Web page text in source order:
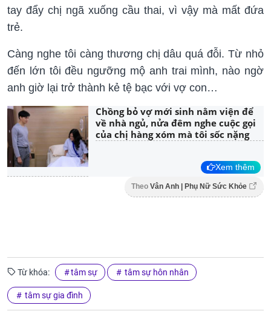
tay đẩy chị ngã xuống cầu thai, vì vậy mà mất đứa
trẻ.
Càng nghe tôi càng thương chị dâu quá đỗi. Từ nhỏ
đến lớn tôi đều ngưỡng mộ anh trai mình, nào ngờ
anh giờ lại trở thành kẻ tệ bạc với vợ con…
Chồng bỏ vợ mới sinh nằm viện để
về nhà ngủ, nửa đêm nghe cuộc gọi
của chị hàng xóm mà tôi sốc nặng
Xem thêm
Theo Vân Anh | Phụ Nữ Sức Khỏe
Từ khóa: tâm sự tâm sự hôn nhân
tâm sự gia đình